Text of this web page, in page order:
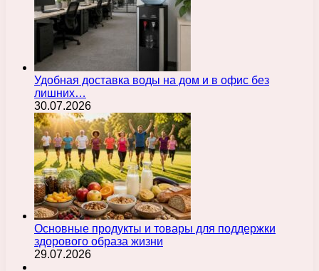
Удобная доставка воды на дом и в офис без
лишних…
30.07.2026
Основные продукты и товары для поддержки
здорового образа жизни
29.07.2026